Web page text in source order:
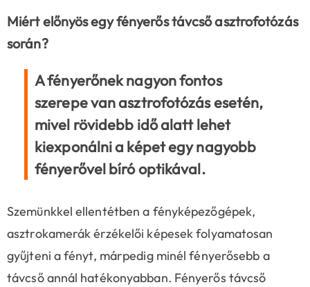
Miért előnyös egy fényerős távcső asztrofotózás
során?
A fényerőnek nagyon fontos
szerepe van asztrofotózás esetén,
mivel rövidebb idő alatt lehet
kiexponálni a képet egy nagyobb
fényerővel bíró optikával.
Szemünkkel ellentétben a fényképezőgépek,
asztrokamerák érzékelői képesek folyamatosan
gyűjteni a fényt, márpedig minél fényerősebb a
távcső annál hatékonyabban. Fényerős távcső